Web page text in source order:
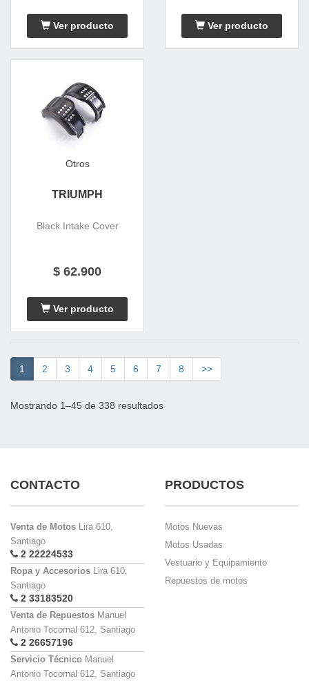
Ver producto Ver producto
Otros
TRIUMPH
Black Intake Cover
$ 62.900
Ver producto
1 2 3 4 5 6 7 8 >>
Mostrando 1–45 de 338 resultados
CONTACTO
Venta de Motos Lira 610,
Santiago
2 22224533
Ropa y Accesorios Lira 610,
Santiago
2 33183520
Venta de Repuestos Manuel
Antonio Tocornal 612, Santiago
2 26657196
Servicio Técnico Manuel
Antonio Tocornal 612, Santiago
PRODUCTOS
Motos Nuevas
Motos Usadas
Vestuario y Equipamiento
Repuestos de motos